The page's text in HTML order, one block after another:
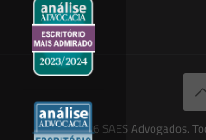
© 2026 SAES Advogados.